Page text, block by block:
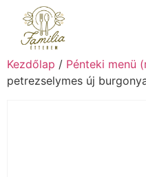
Kezdőlap / Pénteki menü
petrezselymes új